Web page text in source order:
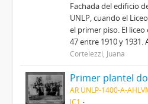
Fachada del edificio
UNLP, cuando el
el primer piso. El
47 entre 1910 y 1931.
Cortelezzi, Juana
Primer plantel
AR UNLP-1400-A-
JC1